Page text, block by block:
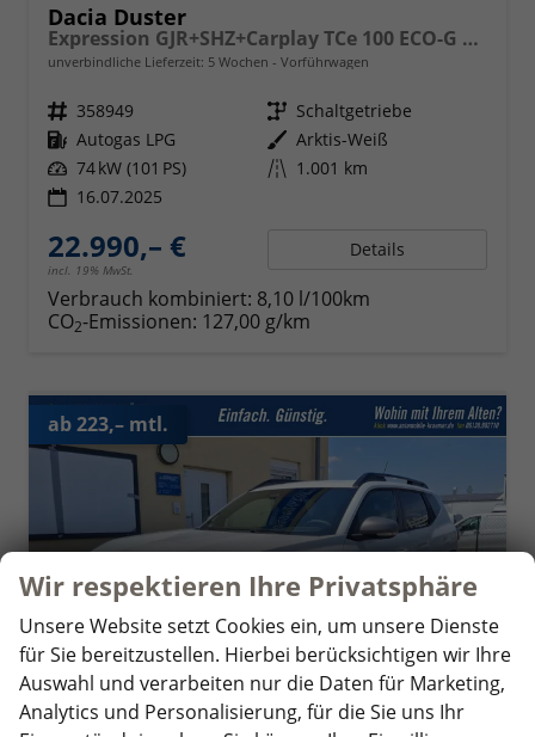
Dacia Duster
Expression GJR+SHZ+Carplay TCe 100 ECO-G LPG
unverbindliche Lieferzeit: 5 Wochen Vorführwagen
Fahrzeugnr. 358949 Getriebe Schaltgetriebe
Kraftstoff Autogas LPG Außenfarbe Arktis-Weiß
Leistung 74 kW (101 PS) Kilometerstand 1.001 km
16.07.2025
22.990,– €
incl. 19% MwSt.
Details
Verbrauch kombiniert: 8,10 l/100km
CO2-Emissionen: 127,00 g/km
ab 223,– mtl.
Wir respektieren Ihre Privatsphäre
Unsere Website setzt Cookies ein, um unsere Dienste
für Sie bereitzustellen. Hierbei berücksichtigen wir Ihre
Auswahl und verarbeiten nur die Daten für Marketing,
Analytics und Personalisierung, für die Sie uns Ihr